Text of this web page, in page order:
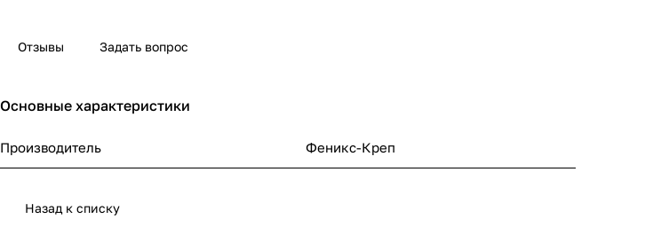
Отзывы Задать вопрос
Основные характеристики
Производитель Феникс-Креп
Назад к списку